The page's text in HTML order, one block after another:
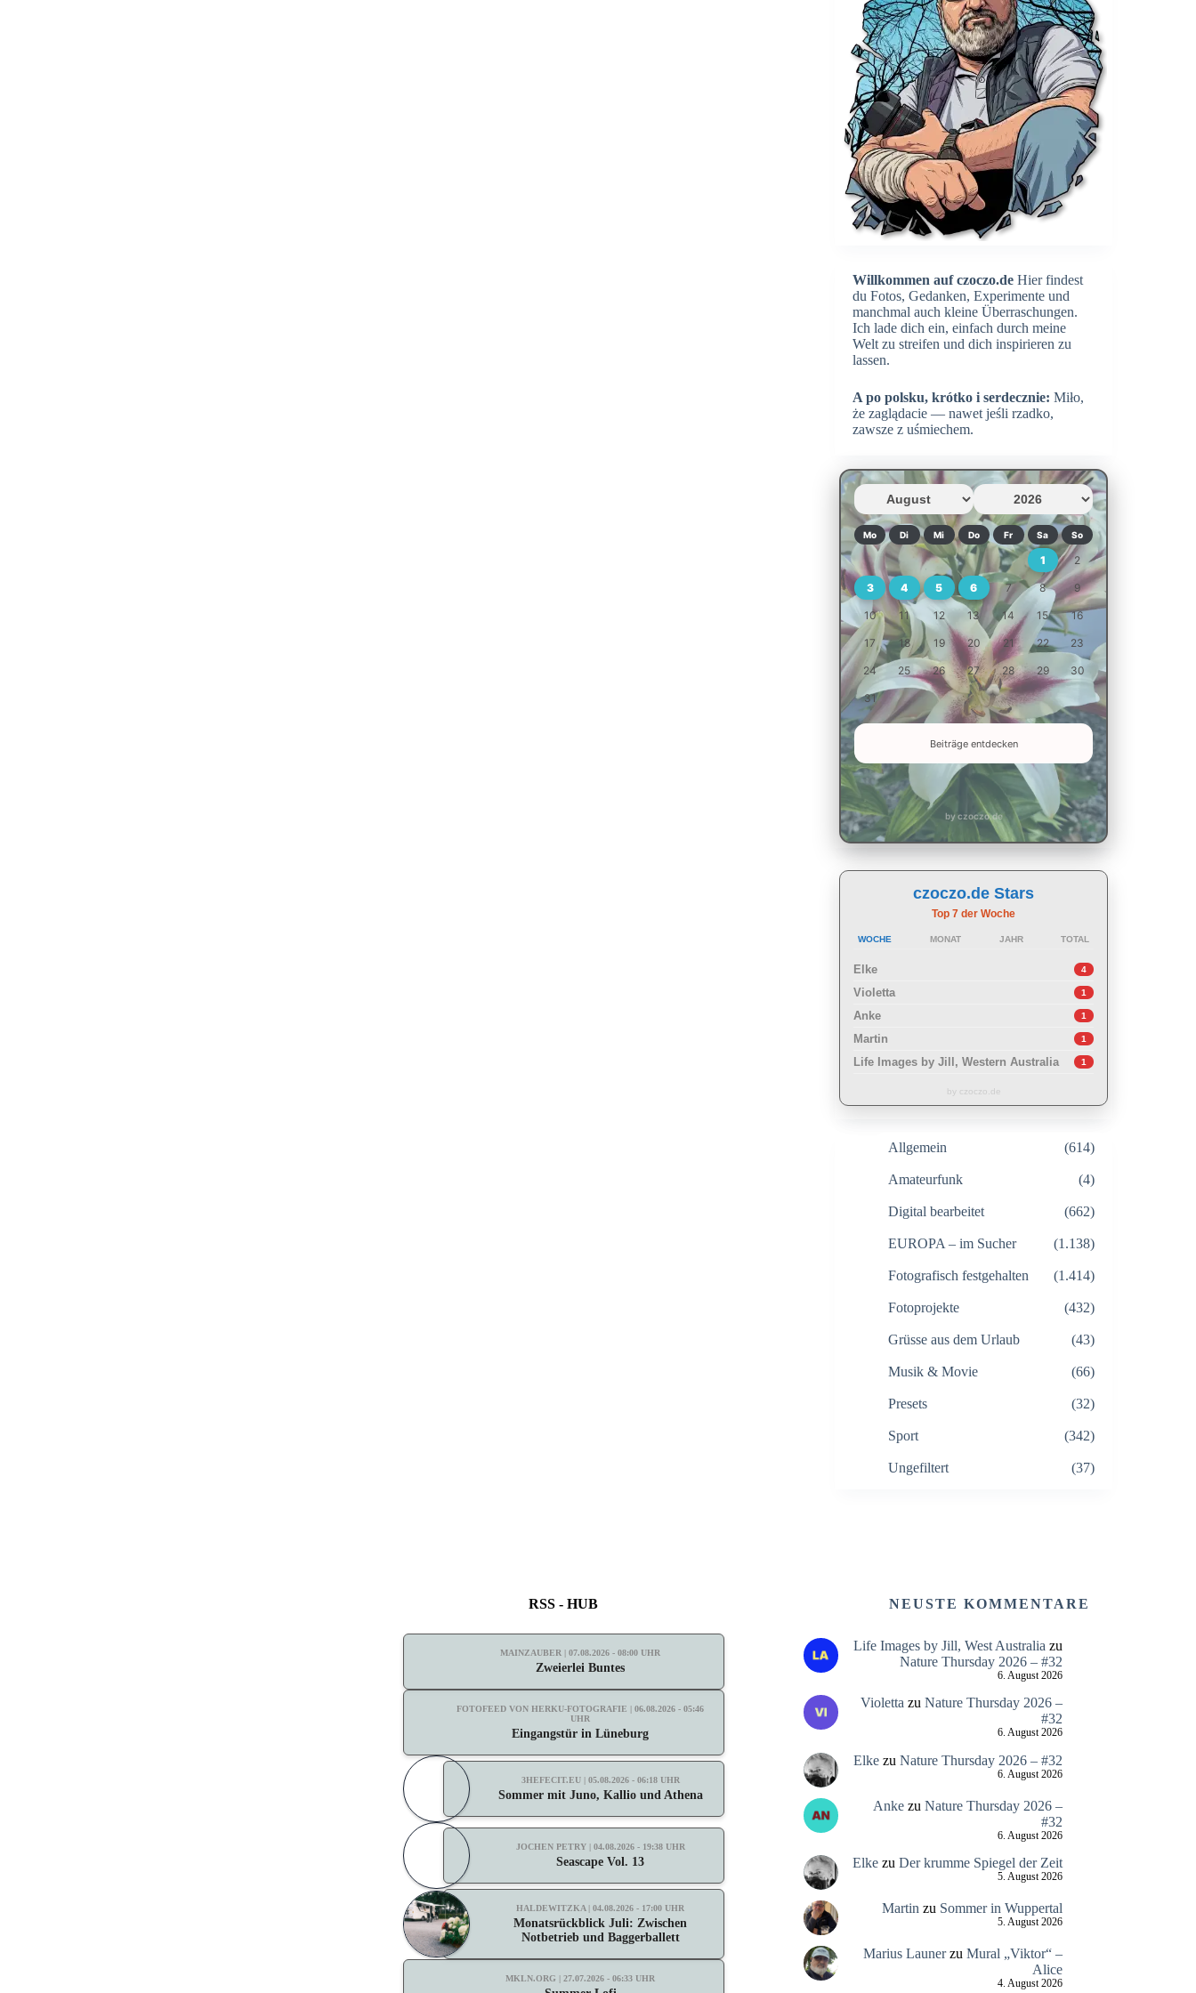
Willkommen auf czoczo.de Hier findest
du Fotos, Gedanken, Experimente und
manchmal auch kleine Überraschungen.
Ich lade dich ein, einfach durch meine
Welt zu streifen und dich inspirieren zu
lassen.
A po polsku, krótko i serdecznie: Miło,
że zaglądacie — nawet jeśli rzadko,
zawsze z uśmiechem.
Mo Di Mi Do Fr Sa So
1 2
3 4 5 6 7 8 9
10 11 12 13 14 15 16
17 18 19 20 21 22 23
24 25 26 27 28 29 30
31
Beiträge entdecken
by czoczo.de
czoczo.de Stars
Top 7 der Woche
WOCHE MONAT JAHR TOTAL
Elke 4
Violetta 1
Anke 1
Martin 1
Life Images by Jill, Western Australia 1
by czoczo.de
Allgemein (614)
Amateurfunk (4)
Digital bearbeitet (662)
EUROPA – im Sucher (1.138)
Fotografisch festgehalten (1.414)
Fotoprojekte (432)
Grüsse aus dem Urlaub (43)
Musik & Movie (66)
Presets (32)
Sport (342)
Ungefiltert (37)
RSS - HUB
MAINZAUBER | 07.08.2026 - 08:00 UHR
Zweierlei Buntes
FOTOFEED VON HERKU-FOTOGRAFIE | 06.08.2026 - 05:46
UHR
Eingangstür in Lüneburg
3HEFECIT.EU | 05.08.2026 - 06:18 UHR
Sommer mit Juno, Kallio und Athena
JOCHEN PETRY | 04.08.2026 - 19:38 UHR
Seascape Vol. 13
HALDEWITZKA | 04.08.2026 - 17:00 UHR
Monatsrückblick Juli: Zwischen
Notbetrieb und Baggerballett
MKLN.ORG | 27.07.2026 - 06:33 UHR
NEUSTE KOMMENTARE
Life Images by Jill, West Australia zu
Nature Thursday 2026 – #32
6. August 2026
Violetta zu Nature Thursday 2026 –
#32
6. August 2026
Elkezu Nature Thursday 2026 – #32
6. August 2026
Ankezu Nature Thursday 2026 –
#32
6. August 2026
Elkezu Der krumme Spiegel der Zeit
5. August 2026
Martin zu Sommer in Wuppertal
5. August 2026
Marius Launerzu Mural „Viktor“ –
Alice
4. August 2026